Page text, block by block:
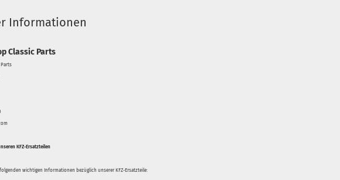
Informationen
Classic Parts
KFZ-Ersatzteilen
wichtigen Informationen bezüglich unserer KFZ-Ersatzteile: